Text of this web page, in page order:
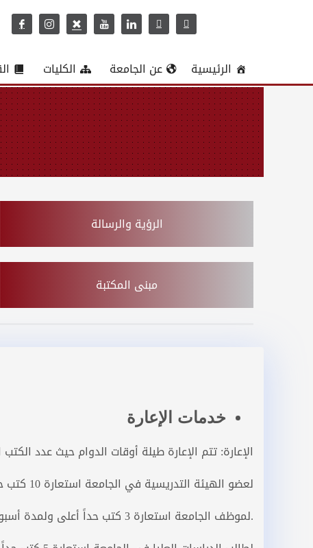
الرئيسية عن الجامعة الكليات
الرؤية والرسالة
مبنى المكتبة
خدمات الإعارة
الإعارة: تتم الإعارة طيلة أوقات الدوام حيث عدد
لعضو الهيئة التدريسية في الجامعة استعارة 10 كتب حداً أعلى ولمدة فصل دراسي.
.لموظف الجامعة استعارة 3 كتب حداً أعلى ولمدة أسبوعين.